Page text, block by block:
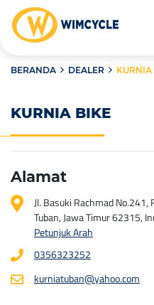
BERANDA DEALER KURNIA
KURNIA BIKE
Alamat
Jl. Basuki Rachmad No.241,
Tuban, Jawa Timur 62315,
Petunjuk Arah
0356323252
kurniatuban@yahoo.com